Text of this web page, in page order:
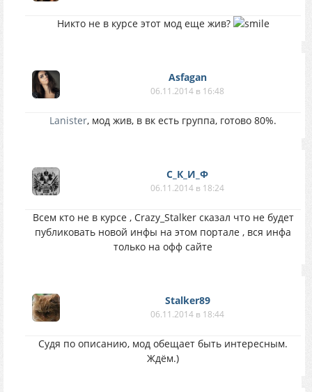
Никто не в курсе этот мод еще жив?
Asfagan
06.11.2014 в 16:48
Lanister, мод жив, в вк есть группа, готово 80%.
С_К_И_Ф
06.11.2014 в 18:24
Всем кто не в курсе , Crazy_Stalker сказал что не будет
публиковать новой инфы на этом портале , вся инфа
только на офф сайте
Stalker89
06.11.2014 в 18:44
Судя по описанию, мод обещает быть интересным.
Ждём.)